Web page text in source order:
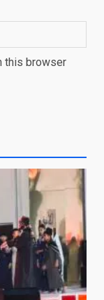
this browser